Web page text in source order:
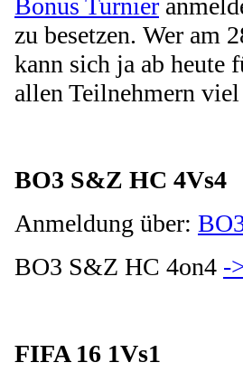
Bonus Turnier
zu besetzen. Wer am
kann sich ja ab heute
allen Teilnehmern
BO3 S&Z HC 4Vs4
Anmeldung über:
BO3 S&Z HC 4on4 -
FIFA 16 1Vs1